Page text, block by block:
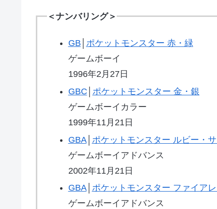
＜ナンバリング＞
GB ポケットモンスター 赤・緑
ゲームボーイ
1996年2月27日
GBC
ポケットモンスター 金・銀
ゲームボーイカラー
1999年11月21日
GBA│ ポケットモンスター ルビー・
ゲームボーイアドバンス
2002年11月21日
GBA│ ポケットモンスター ファイア
ゲームボーイアドバンス